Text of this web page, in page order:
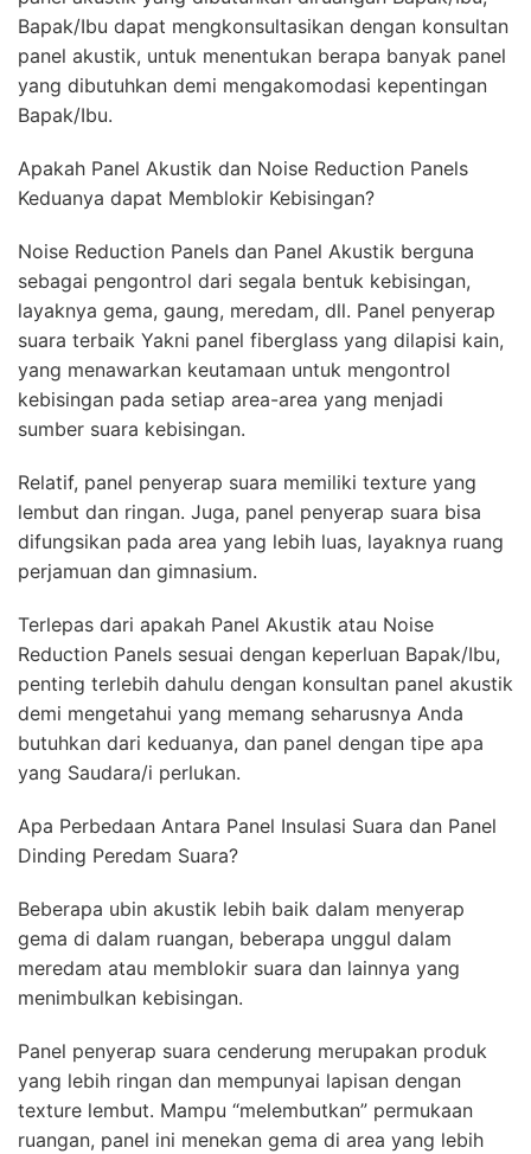
Bapak/Ibu dapat mengkonsultasikan dengan konsultan
panel akustik, untuk menentukan berapa banyak panel
yang dibutuhkan demi mengakomodasi kepentingan
Bapak/Ibu.
Apakah Panel Akustik dan Noise Reduction Panels
Keduanya dapat Memblokir Kebisingan?
Noise Reduction Panels dan Panel Akustik berguna
sebagai pengontrol dari segala bentuk kebisingan,
layaknya gema, gaung, meredam, dll. Panel penyerap
suara terbaik Yakni panel fiberglass yang dilapisi kain,
yang menawarkan keutamaan untuk mengontrol
kebisingan pada setiap area-area yang menjadi
sumber suara kebisingan.
Relatif, panel penyerap suara memiliki texture yang
lembut dan ringan. Juga, panel penyerap suara bisa
difungsikan pada area yang lebih luas, layaknya ruang
perjamuan dan gimnasium.
Terlepas dari apakah Panel Akustik atau Noise
Reduction Panels sesuai dengan keperluan Bapak/Ibu,
penting terlebih dahulu dengan konsultan panel akustik
demi mengetahui yang memang seharusnya Anda
butuhkan dari keduanya, dan panel dengan tipe apa
yang Saudara/i perlukan.
Apa Perbedaan Antara Panel Insulasi Suara dan Panel
Dinding Peredam Suara?
Beberapa ubin akustik lebih baik dalam menyerap
gema di dalam ruangan, beberapa unggul dalam
meredam atau memblokir suara dan lainnya yang
menimbulkan kebisingan.
Panel penyerap suara cenderung merupakan produk
yang lebih ringan dan mempunyai lapisan dengan
texture lembut. Mampu “melembutkan” permukaan
ruangan, panel ini menekan gema di area yang lebih